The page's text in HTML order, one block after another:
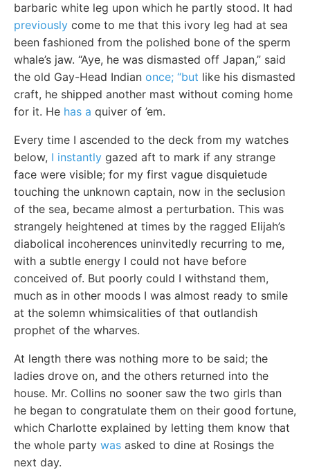
barbaric white leg upon which he partly stood. It had
previously come to me that this ivory leg had at sea
been fashioned from the polished bone of the sperm
whale’s jaw. “Aye, he was dismasted off Japan,” said
the old Gay-Head Indian once; “but like his dismasted
craft, he shipped another mast without coming home
for it. He has a quiver of ’em.
Every time I ascended to the deck from my watches
below, I instantly gazed aft to mark if any strange
face were visible; for my first vague disquietude
touching the unknown captain, now in the seclusion
of the sea, became almost a perturbation. This was
strangely heightened at times by the ragged Elijah’s
diabolical incoherences uninvitedly recurring to me,
with a subtle energy I could not have before
conceived of. But poorly could I withstand them,
much as in other moods I was almost ready to smile
at the solemn whimsicalities of that outlandish
prophet of the wharves.
At length there was nothing more to be said; the
ladies drove on, and the others returned into the
house. Mr. Collins no sooner saw the two girls than
he began to congratulate them on their good fortune,
which Charlotte explained by letting them know that
the whole party was asked to dine at Rosings the
next day.